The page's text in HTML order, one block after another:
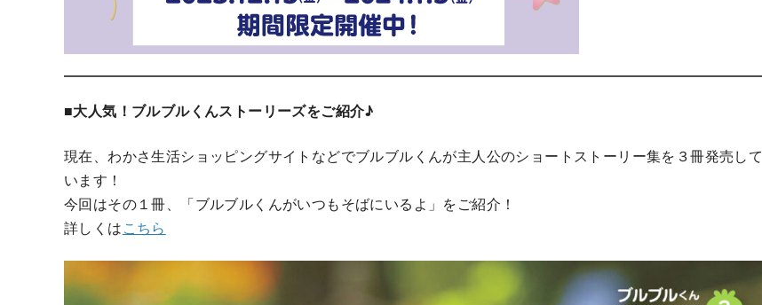
■大人気！ブルブルくんストーリーズをご紹介♪
現在、わかさ生活ショッピングサイトなどでブルブルくんが主人公のショートストーリー集を３冊発売して
います！
今回はその１冊、「ブルブルくんがいつもそばにいるよ」をご紹介！
詳しくはこちら